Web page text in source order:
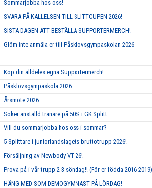
Sommarjobba hos oss!
SVARA PÅ KALLELSEN TILL SLITTCUPEN 2026!
SISTA DAGEN ATT BESTÄLLA SUPPORTERMERCH!
Glöm inte anmäla er till Påsklovsgympaskolan 2026
Köp din alldeles egna Supportermerch!
Påsklovsgympaskola 2026
Årsmöte 2026
Söker anställd tränare på 50% i GK Splitt
Vill du sommarjobba hos oss i sommar?
5 Splittare i juniorlandslagets bruttotrupp 2026!
Försäljning av Newbody VT 26!
Prova på i vår trupp 2-3 söndag!! (För er födda 2016-2019)
HÄNG MED SOM DEMOGYMNAST PÅ LÖRDAG!